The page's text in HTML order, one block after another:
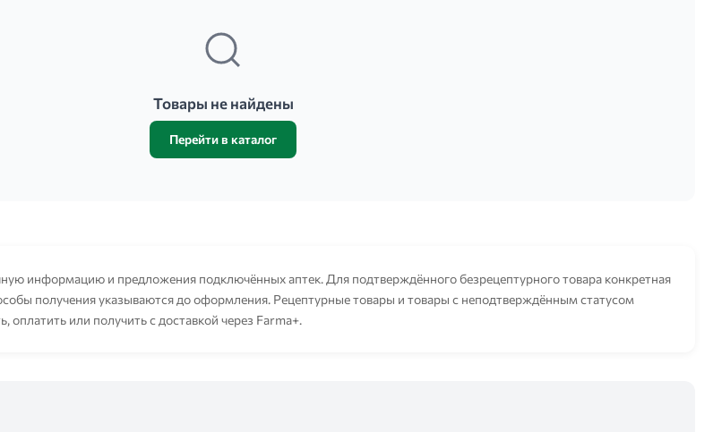
Товары не найдены
Перейти в каталог
информацию и предложения подключённых аптек. Для подтверждённого безрецептурного товара конкретная
получения указываются до оформления. Рецептурные товары и товары с неподтверждённым статусом
оплатить или получить с доставкой через Farma+.